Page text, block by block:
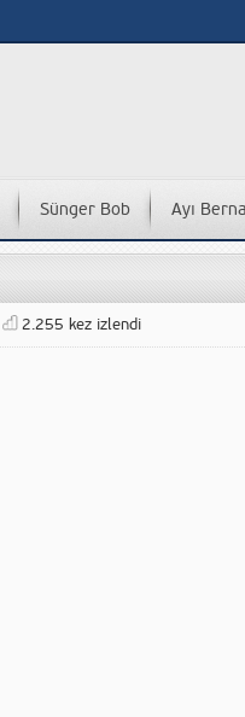
Sünger Bob Ayı
2.255 kez izlendi